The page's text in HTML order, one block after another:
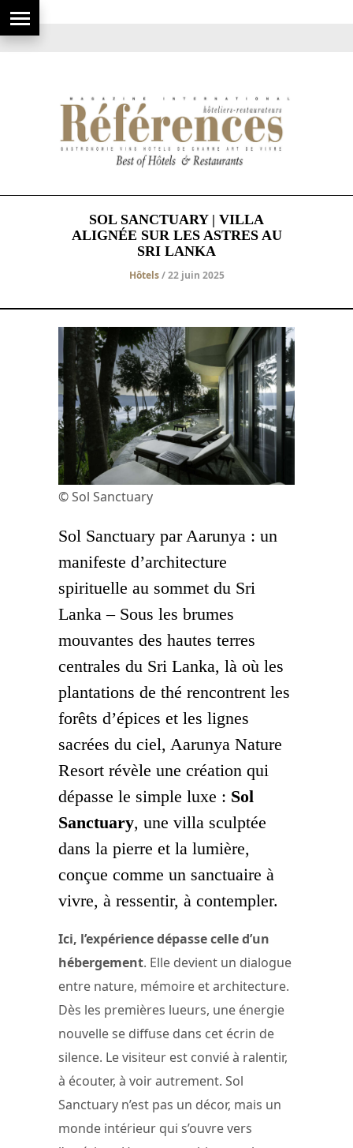
SOL SANCTUARY | VILLA
ALIGNÉE SUR LES ASTRES AU
SRI LANKA
Hôtels/ 22 juin 2025
© Sol Sanctuary
Sol Sanctuary par Aarunya : un
manifeste d’architecture
spirituelle au sommet du Sri
Lanka – Sous les brumes
mouvantes des hautes terres
centrales du Sri Lanka, là où les
plantations de thé rencontrent les
forêts d’épices et les lignes
sacrées du ciel, Aarunya Nature
Resort révèle une création qui
dépasse le simple luxe : Sol
Sanctuary, une villa sculptée
dans la pierre et la lumière,
conçue comme un sanctuaire à
vivre, à ressentir, à contempler.
Ici, l’expérience dépasse celle d’un
hébergement. Elle devient un dialogue
entre nature, mémoire et architecture.
Dès les premières lueurs, une énergie
nouvelle se diffuse dans cet écrin de
silence. Le visiteur est convié à ralentir,
à écouter, à voir autrement. Sol
Sanctuary n’est pas un décor, mais un
monde intérieur qui s’ouvre vers